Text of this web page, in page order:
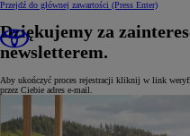
Przejdź do głównej zawartości (Press Enter)
Dziękujemy za
newsletterem.
Aby ukończyć proces rejestracji kliknij w link
przez Ciebie adres e-mail.